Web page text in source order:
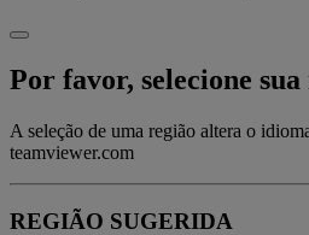
Por favor, selecione sua
A seleção de uma região altera o
teamviewer.com
REGIÃO SUGERIDA